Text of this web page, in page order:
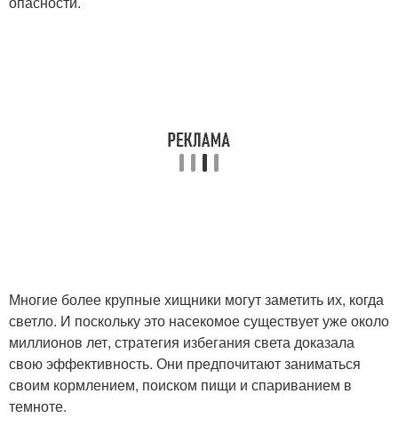
Многие более крупные хищники могут заметить их, когда
светло. И поскольку это насекомое существует уже около
миллионов лет, стратегия избегания света доказала
свою эффективность. Они предпочитают заниматься
своим кормлением, поиском пищи и спариванием в
темноте.